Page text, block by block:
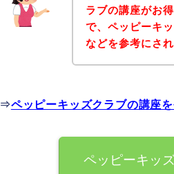
ラブの講座がお
で、ペッピーキ
などを参考にさ
⇒ペッピーキッズクラブの講座
ペッピーキッ